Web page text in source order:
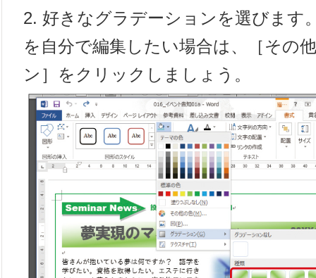
2. 好きなグラデーションを選びます
を自分で編集したい場合は、［その
ン］をクリックしましょう。